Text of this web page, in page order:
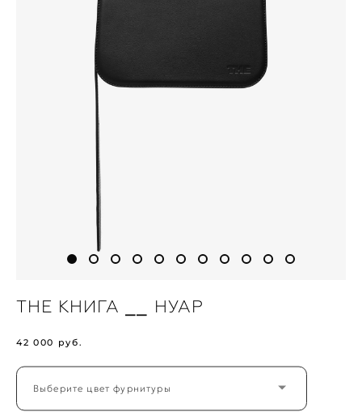
THE КНИГА ⎯⎯ НУАР
42 000 pуб.
Выберите цвет фурнитуры